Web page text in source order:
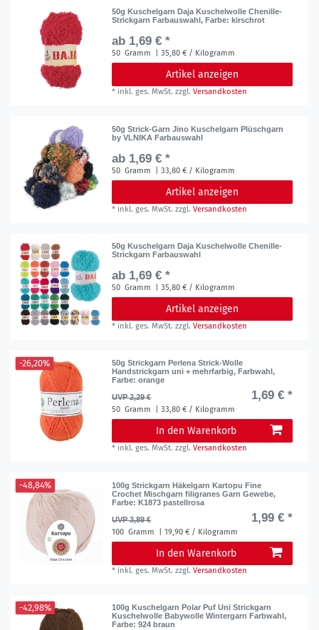
50g Kuschelgarn Daja Kuschelwolle Chenille-
Strickgarn Farbauswahl, Farbe: kirschrot
ab 1,69 € *
50 Gramm | 35,80 € / Kilogramm
Artikel anzeigen
* inkl. ges. MwSt. zzgl.Versandkosten
50g Strick-Garn Jino Kuschelgarn Plüschgarn
by VLNIKA Farbauswahl
ab 1,69 € *
50 Gramm | 33,80 € / Kilogramm
Artikel anzeigen
* inkl. ges. MwSt. zzgl.Versandkosten
50g Kuschelgarn Daja Kuschelwolle Chenille-
Strickgarn Farbauswahl
ab 1,69 € *
50 Gramm | 35,80 € / Kilogramm
Artikel anzeigen
* inkl. ges. MwSt. zzgl.Versandkosten
-26,20%
50g Strickgarn Perlena Strick-Wolle
Handstrickgarn uni + mehrfarbig, Farbwahl,
Farbe: orange
UVP 2,29 €
1,69 € *
50 Gramm | 33,80 € / Kilogramm
In den Warenkorb
* inkl. ges. MwSt. zzgl.Versandkosten
-48,84%
100g Strickgarn Häkelgarn Kartopu Fine
Crochet Mischgarn filigranes Garn Gewebe,
Farbe: K1873 pastellrosa
UVP 3,89 €
1,99 € *
100 Gramm | 19,90 € / Kilogramm
In den Warenkorb
* inkl. ges. MwSt. zzgl.Versandkosten
-42,98%
100g Kuschelgarn Polar Puf Uni Strickgarn
Kuschelwolle Babywolle Wintergarn Farbwahl,
Farbe: 924 braun